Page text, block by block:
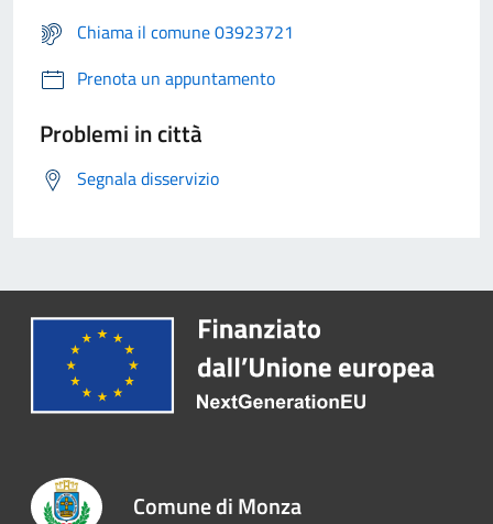
Chiama il comune 03923721
Prenota un appuntamento
Problemi in città
Segnala disservizio
Comune di Monza